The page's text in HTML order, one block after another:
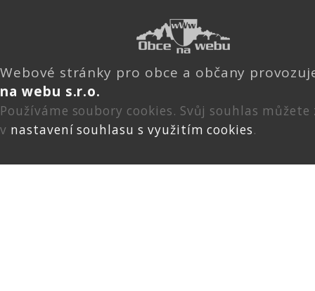
Webové stránky pro obce a občany
na webu s.r.o.
Používáme soubory cookies. Svůj souhlas
v nastavení souhlasu s využitím cookies.